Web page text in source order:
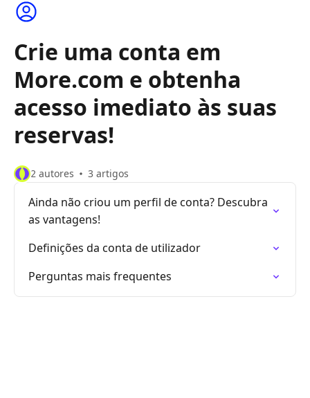
Crie uma conta em
More.com e obtenha
acesso imediato às suas
reservas!
2 autores 3 artigos
Ainda não criou um perfil de conta? Descubra
as vantagens!
Definições da conta de utilizador
Perguntas mais frequentes